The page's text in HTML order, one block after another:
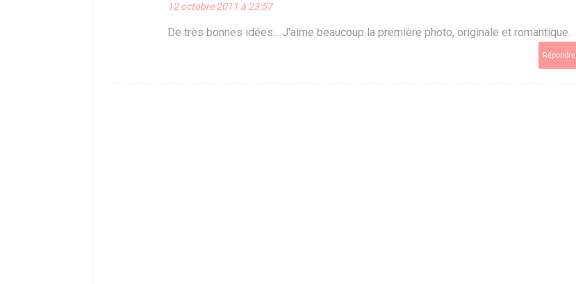
12 octobre 2011 à 23:57
De très bonnes idées... J'aime beaucoup la première photo, originale et romantique.
Répondre